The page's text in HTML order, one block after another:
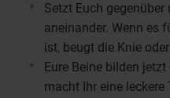
Setzt Euch
aneinander. Wenn es
ist, beugt die Knie
Eure Beine bilden
macht Ihr eine